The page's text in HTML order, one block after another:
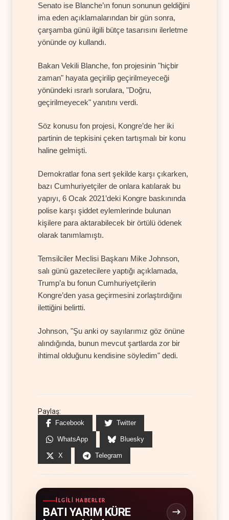
Senato ise Blanche’ın fonun sonunun geldiğini
ima eden açıklamalarından bir gün sonra,
çarşamba günü ilgili bütçe tasarısını ilerletme
yönünde oy kullandı.
Bakan Vekili Blanche, fon projesinin "hiçbir
zaman" hayata geçirilip geçirilmeyeceği
yönündeki ısrarlı sorulara, "Doğru,
geçirilmeyecek" yanıtını verdi.
Söz konusu fon projesi, Kongre’de her iki
partinin de tepkisini çeken tartışmalı bir konu
haline gelmişti.
Demokratlar fona sert şekilde karşı çıkarken,
bazı Cumhuriyetçiler de onlara katılarak bu
yapıyı, 6 Ocak 2021’deki Kongre baskınında
polise karşı şiddet eylemlerinde bulunan
kişilere para aktarabilecek bir örtülü ödenek
olarak tanımlamıştı.
Temsilciler Meclisi Başkanı Mike Johnson,
salı günü gazetecilere yaptığı açıklamada,
Trump’a bu fonun Cumhuriyetçilerin
Kongre’den yasa geçirmesini zorlaştırdığını
ilettiğini belirtti.
Johnson, "Şu anki oy sayılarımız göz önüne
alındığında, bunun mevcut şartlarda zor bir
ihtimal olduğunu kendisine söyledim" dedi.
Paylaş:
Facebook Twitter
WhatsApp Bluesky
X Telegram
İLGILI HABERLER
BATI YARIM KÜRE